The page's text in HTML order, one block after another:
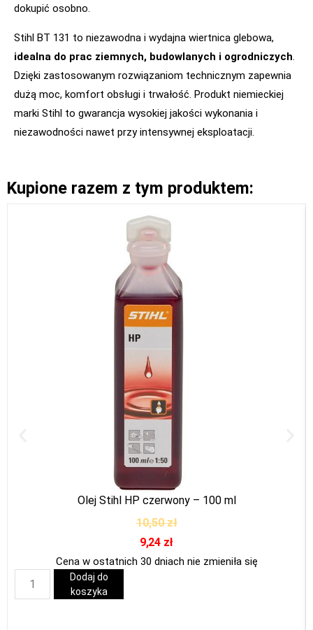
dokupić osobno.
Stihl BT 131 to niezawodna i wydajna wiertnica glebowa,
idealna do prac ziemnych, budowlanych i ogrodniczych.
Dzięki zastosowanym rozwiązaniom technicznym zapewnia
dużą moc, komfort obsługi i trwałość. Produkt niemieckiej
marki Stihl to gwarancja wysokiej jakości wykonania i
niezawodności nawet przy intensywnej eksploatacji.
Kupione razem z tym produktem:
Olej Stihl HP czerwony – 100 ml
10,50zł
9,24 zł
Cena w ostatnich 30 dniach nie zmieniła się
Dodaj do
koszyka